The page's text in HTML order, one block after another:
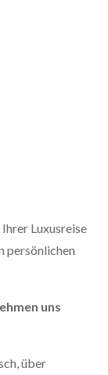
Luxusreise
persönlichen
uns
über